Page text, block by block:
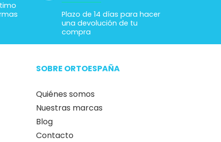
Plazo de 14 días para hacer
una devolución de tu
compra
SOBRE ORTOESPAÑA
Quiénes somos
Nuestras marcas
Blog
Contacto